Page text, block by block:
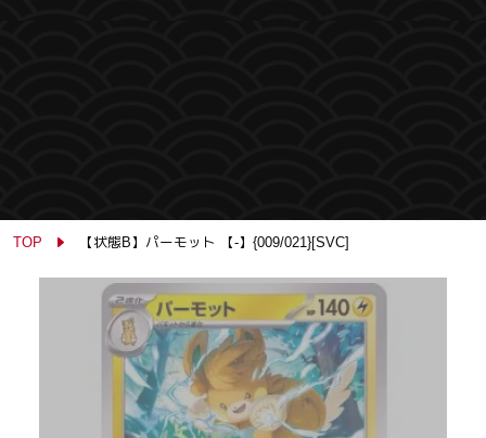
TOP 【状態B】パーモット 【-】{009/021}[SVC]